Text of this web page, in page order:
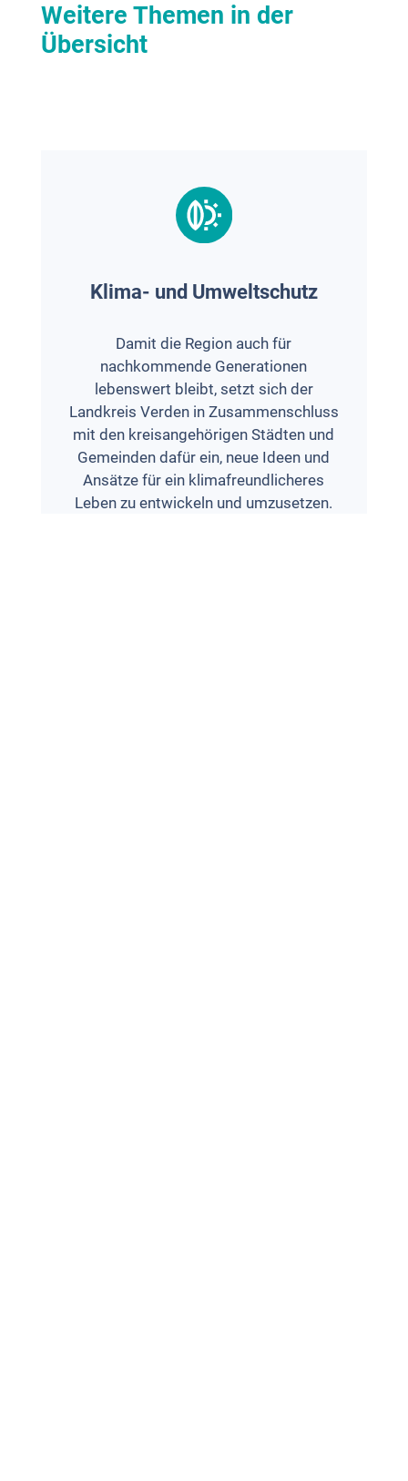
Weitere Themen in der
Übersicht
Klima- und Umweltschutz
Damit die Region auch für
nachkommende Generationen
lebenswert bleibt, setzt sich der
Landkreis Verden in Zusammenschluss
mit den kreisangehörigen Städten und
Gemeinden dafür ein, neue Ideen und
Ansätze für ein klimafreundlicheres
Leben zu entwickeln und umzusetzen.